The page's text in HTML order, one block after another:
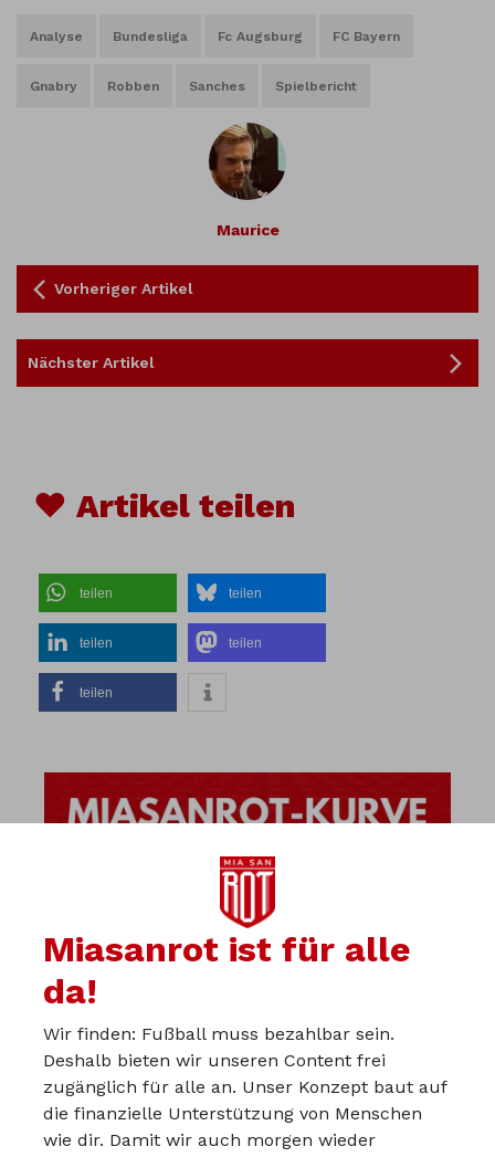
Analyse Bundesliga Fc Augsburg FC Bayern
Gnabry Robben Sanches Spielbericht
Maurice
Vorheriger Artikel
Nächster Artikel
♥ Artikel teilen
teilen teilen
teilen teilen
teilen
Miasanrot ist für alle
da!
Wir finden: Fußball muss bezahlbar sein.
Deshalb bieten wir unseren Content frei
zugänglich für alle an. Unser Konzept baut auf
die finanzielle Unterstützung von Menschen
wie dir. Damit wir auch morgen wieder